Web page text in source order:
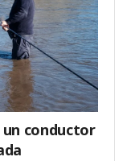
un conductor